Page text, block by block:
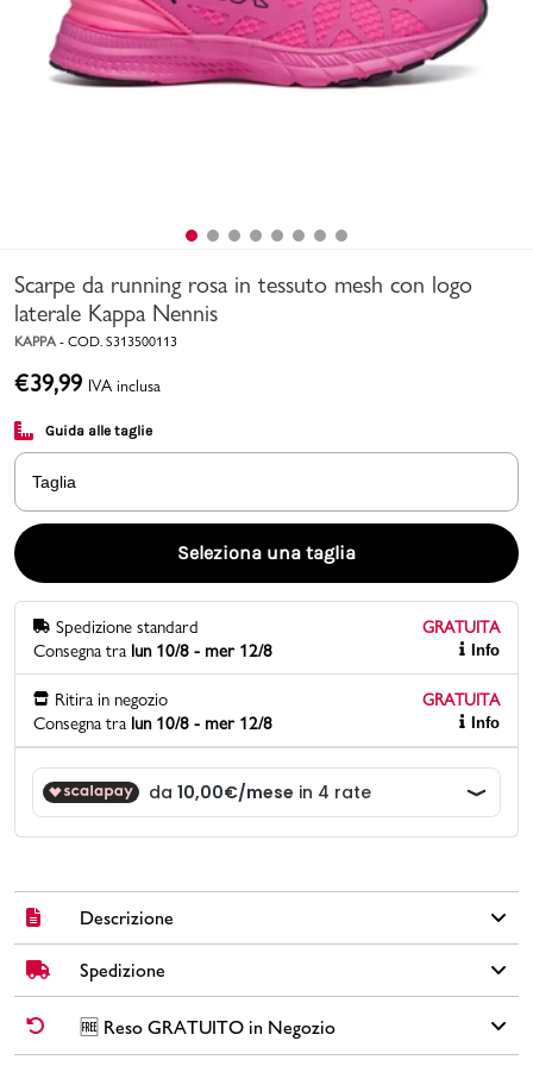
Uomo Bambino
Accedi | Registrati
Promo & News
negozi
contatti
pcard
Gift card
Scarpe da running rosa in tessuto mesh con logo
laterale Kappa Nennis
KAPPA - COD. S313500113
€39,99 IVA inclusa
Guida alle taglie
Taglia
Seleziona una taglia
Spedizione standard
GRATUITA
Consegna tra lun 10/8 - mer 12/8 Info
Ritira in negozio
GRATUITA
Consegna tra lun 10/8 - mer 12/8 Info
Descrizione
Scarpe da running Kappa Nennis in tessuto mesh colore rosa
con suola in gomma, fodera e sottopiede in tessuto, lacci neri,
tirante sul retro, etichetta logata sulla linguetta e logo laterale.
Brand: Kappa
Spedizione
✅ Spedizione Standard GRATUITA DA € 30➡️ Consegna in
giornilavorativi. Per ordini inferiori a € 30,00 la Spedizione ha un
🆓 Reso GRATUITO in Negozio